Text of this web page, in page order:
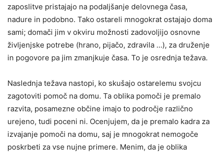
zaposlitve pristajajo na podaljšanje delovnega časa,
nadure in podobno. Tako ostareli mnogokrat ostajajo doma
sami; domači jim v okviru možnosti zadovoljijo osnovne
življenjske potrebe (hrano, pijačo, zdravila …), za druženje
in pogovore pa jim zmanjkuje časa. To je osrednja težava.
Naslednja težava nastopi, ko skušajo ostarelemu svojcu
zagotoviti pomoč na domu. Ta oblika pomoči je premalo
razvita, posamezne občine imajo to področje različno
urejeno, tudi poceni ni. Ocenjujem, da je premalo kadra za
izvajanje pomoči na domu, saj je mnogokrat nemogoče
poskrbeti za vse nujne primere. Menim, da je oblika